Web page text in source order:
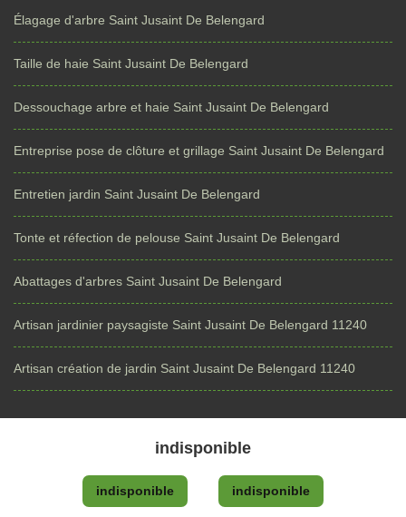
Élagage d'arbre Saint Jusaint De Belengard
Taille de haie Saint Jusaint De Belengard
Dessouchage arbre et haie Saint Jusaint De Belengard
Entreprise pose de clôture et grillage Saint Jusaint De Belengard
Entretien jardin Saint Jusaint De Belengard
Tonte et réfection de pelouse Saint Jusaint De Belengard
Abattages d'arbres Saint Jusaint De Belengard
Artisan jardinier paysagiste Saint Jusaint De Belengard 11240
Artisan création de jardin Saint Jusaint De Belengard 11240
indisponible
indisponible indisponible